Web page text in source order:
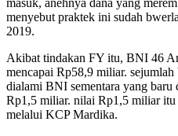
menyebut praktek ini sudah
2019.
Akibat tindakan FY itu, BNI 46
mencapai Rp58,9 miliar.
dialami BNI sementara yang
Rp1,5 miliar. nilai Rp1,5 miliar itu
melalui KCP Mardika.